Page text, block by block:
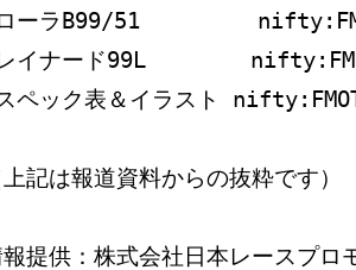
上記は報道資料からの抜粋です）
提供：株式会社日本レースプロ